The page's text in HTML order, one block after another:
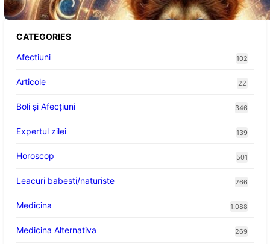
CATEGORIES
Afectiuni
102
Articole 22
Boli și Afecțiuni 346
Expertul zilei 139
Horoscop 501
Leacuri babesti/naturiste 266
Medicina 1.088
Medicina Alternativa 269